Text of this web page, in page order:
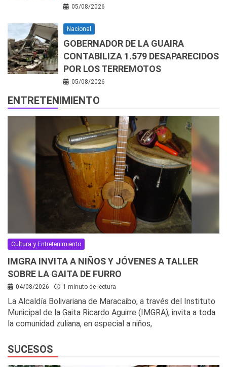
05/08/2026
Nacional
GOBERNADOR DE LA GUAIRA
CONTABILIZA 1.579 DESAPARECIDOS
POR LOS TERREMOTOS
05/08/2026
ENTRETENIMIENTO
Cultura y Entretenimiento
IMGRA INVITA A NIÑOS Y JÓVENES A TALLER
SOBRE LA GAITA DE FURRO
04/08/2026 1 minuto de lectura
La Alcaldía Bolivariana de Maracaibo, a través del Instituto
Municipal de la Gaita Ricardo Aguirre (IMGRA), invita a toda
la comunidad zuliana, en especial a niños,
SUCESOS